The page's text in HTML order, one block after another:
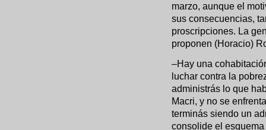
marzo, aunque el
sus consecuencias,
proscripciones. La
proponen (Horacio)
–Hay una
luchar contra la
administrás lo que
Macri, y no se
terminás siendo un
consolide el